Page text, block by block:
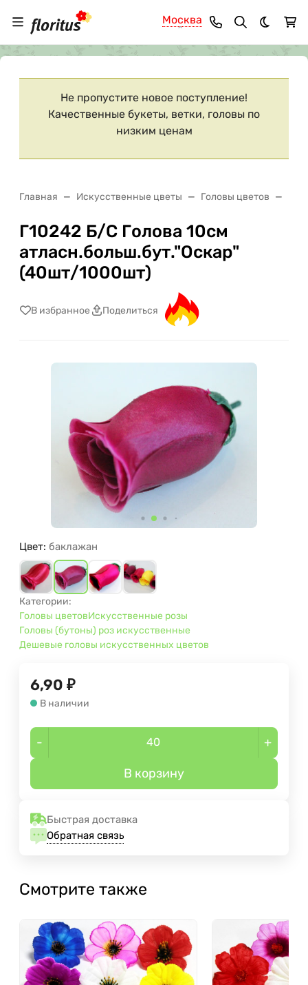
Москва
Ваш городМосква?
Темная
Не пропустите новое поступление!
Качественные букеты, ветки, головы по
низким ценам
Главная Искусственные цветы Головы цветов
Г10242 Б/С Голова 10см
атласн.больш.бут."Оскар"
(40шт/1000шт)
В избранное Поделиться
Цвет: баклажан
Категории:
Головы цветовИскусственные розы
Головы (бутоны) роз искусственные
Дешевые головы искусственных цветов
6,90 ₽
В наличии
- +
В корзину
Быстрая доставка
Обратная связь
Смотрите также